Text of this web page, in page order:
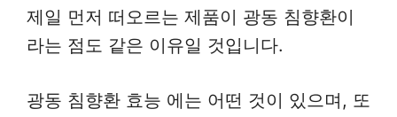
제일 먼저 떠오르는 제품이 광동 침향환이
라는 점도 같은 이유일 것입니다.
광동 침향환 효능 에는 어떤 것이 있으며, 또